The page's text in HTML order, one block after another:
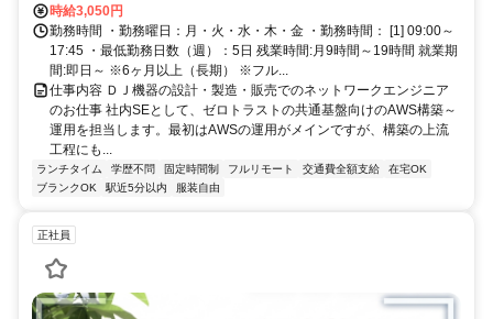
パナソニック健保に加入頂けます！
時給3,050円
勤務時間 ・勤務曜日：月・火・水・木・金 ・勤務時間： [1] 09:00～
17:45 ・最低勤務日数（週）：5日 残業時間:月9時間～19時間 就業期
間:即日～ ※6ヶ月以上（長期） ※フル...
仕事内容 ＤＪ機器の設計・製造・販売でのネットワークエンジニア
のお仕事 社内SEとして、ゼロトラストの共通基盤向けのAWS構築～
運用を担当します。最初はAWSの運用がメインですが、構築の上流
工程にも...
ランチタイム 学歴不問 固定時間制 フルリモート 交通費全額支給
在宅OK
ブランクOK
駅近5分以内 服装自由
正社員